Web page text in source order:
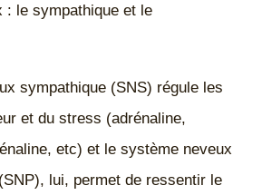
: le sympathique et le
sympathique (SNS) régule les
et du stress (adrénaline,
etc) et le système neveux
lui, permet de ressentir le